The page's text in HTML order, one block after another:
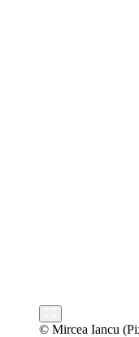
© Mircea Iancu